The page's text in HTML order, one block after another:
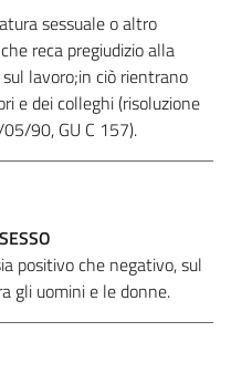
sessuale o altro
reca pregiudizio alla
lavoro;in ciò rientrano
e dei colleghi (risoluzione
90, GU C 157).
positivo che negativo, sul
gli uomini e le donne.